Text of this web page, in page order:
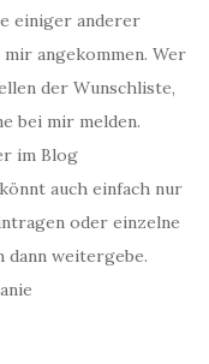
einiger anderer
angekommen. Wer
der Wunschliste,
bei mir melden.
im Blog
auch einfach nur
oder einzelne
weitergebe.